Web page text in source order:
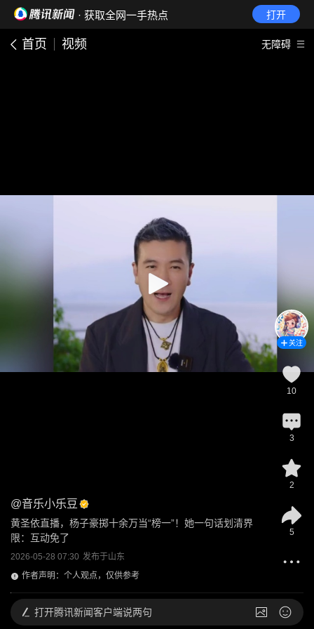
· 获取全网一手热点 打开
首页 视频 无障碍
@音乐小乐豆
黄圣依直播，杨子豪掷十余万当“榜一”！她一句话划清界
限：互动免了
2026-05-28 07:30 发布于山东
作者声明：个人观点，仅供参考
关注
10
3
2
5
打开腾讯新闻客户端说两句